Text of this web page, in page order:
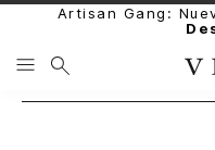
Artisan Gang: